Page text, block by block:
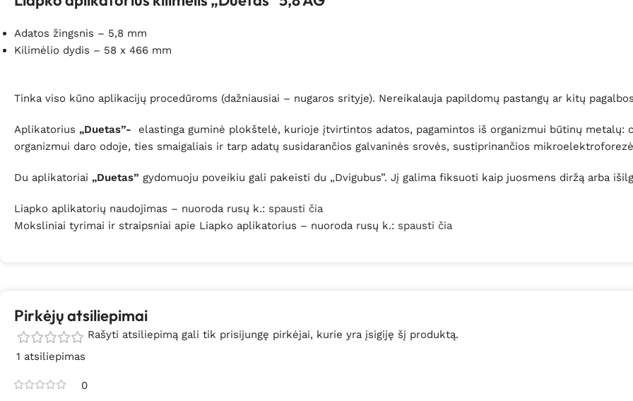
Adatos žingsnis – 5,8 mm
Kilimėlio dydis – 58 x 466 mm
Tinka viso kūno aplikacijų procedūroms (dažniausiai – nugaros srityje). Nereikalauja papildomų pastangų ar kitų
Aplikatorius „Duetas”-
elastinga guminė plokštelė, kurioje įtvirtintos adatos, pagamintos iš organizmui būtinų metalų:
organizmui daro odoje, ties smaigaliais ir tarp adatų susidarančios galvaninės srovės, sustiprinančios
Du aplikatoriai „Duetas” gydomuoju poveikiu gali pakeisti du „Dvigubus”. Jį galima fiksuoti kaip juosmens diržą arba
Liapko aplikatorių naudojimas – nuoroda rusų k.: spausti čia
Moksliniai tyrimai ir straipsniai apie Liapko aplikatorius – nuoroda rusų k.: spausti čia
Pirkėjų atsiliepimai
1 atsiliepimas
0
Rašyti atsiliepimą gali tik prisijungę pirkėjai, kurie yra įsigiję šį produktą.